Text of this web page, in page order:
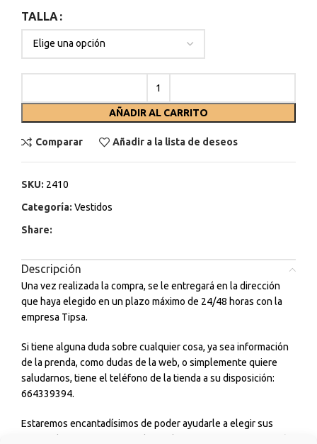
TALLA
AÑADIR AL CARRITO
Comparar Añadir a la lista de deseos
SKU: 2410
Categoría: Vestidos
Share:
Descripción
Una vez realizada la compra, se le entregará en la dirección
que haya elegido en un plazo máximo de 24/48 horas con la
empresa Tipsa.
Si tiene alguna duda sobre cualquier cosa, ya sea información
de la prenda, como dudas de la web, o simplemente quiere
saludarnos, tiene el teléfono de la tienda a su disposición:
664339394.
Estaremos encantadísimos de poder ayudarle a elegir sus
outfits diarios para ir a estudiar, trabajar, para tomarte un café